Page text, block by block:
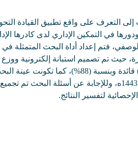
التعرف على واقع تطبيق القيادة
في التمكين الإداري لدى كادرها
الوصفي، فتم إعداد أداة البحث المتمثلة
فقرة، حيث تم تصميم استبانة إلكترونية
الأول من العام 1443ه، وللإجابة عن أسئلة
لتفسير النتائج.